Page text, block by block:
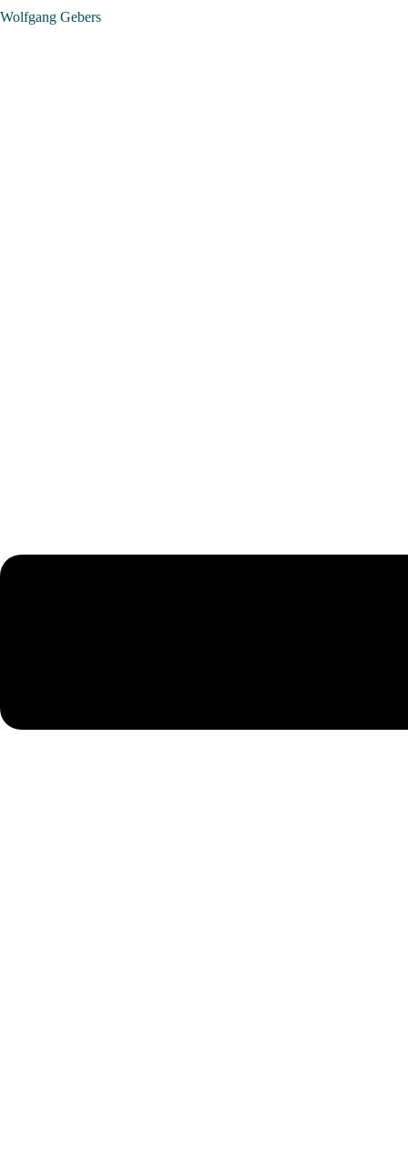
Wolfgang Gebers